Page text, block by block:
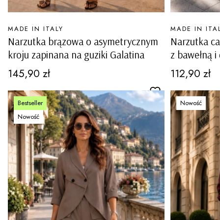
Narzutka brązowa o asymetrycznym
kroju zapinana na guziki Galatina
PRODUCENT
MADE IN ITALY
Cena
145,90 zł
Narzutka
z bawełną
Tapogliano
PRODUCENT
MADE IN
Cena
112,90 zł
Bestseller
Nowość
Nowość